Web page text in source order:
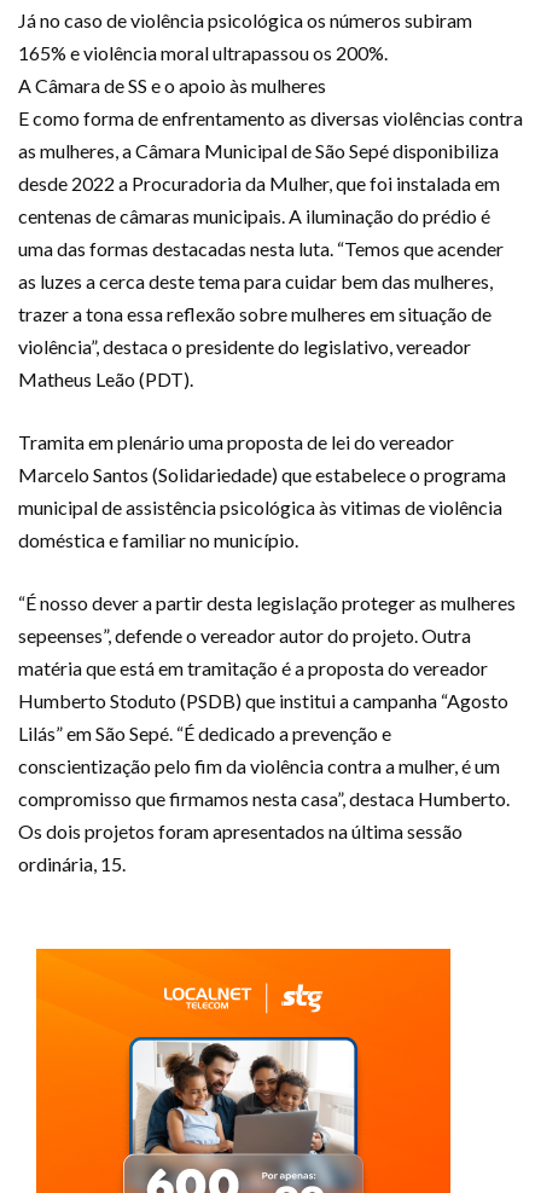
Já no caso de violência psicológica os números subiram
165% e violência moral ultrapassou os 200%.
A Câmara de SS e o apoio às mulheres
E como forma de enfrentamento as diversas violências contra
as mulheres, a Câmara Municipal de São Sepé disponibiliza
desde 2022 a Procuradoria da Mulher, que foi instalada em
centenas de câmaras municipais. A iluminação do prédio é
uma das formas destacadas nesta luta. “Temos que acender
as luzes a cerca deste tema para cuidar bem das mulheres,
trazer a tona essa reflexão sobre mulheres em situação de
violência”, destaca o presidente do legislativo, vereador
Matheus Leão (PDT).
Tramita em plenário uma proposta de lei do vereador
Marcelo Santos (Solidariedade) que estabelece o programa
municipal de assistência psicológica às vitimas de violência
doméstica e familiar no município.
“É nosso dever a partir desta legislação proteger as mulheres
sepeenses”, defende o vereador autor do projeto. Outra
matéria que está em tramitação é a proposta do vereador
Humberto Stoduto (PSDB) que institui a campanha “Agosto
Lilás” em São Sepé. “É dedicado a prevenção e
conscientização pelo fim da violência contra a mulher, é um
compromisso que firmamos nesta casa”, destaca Humberto.
Os dois projetos foram apresentados na última sessão
ordinária, 15.